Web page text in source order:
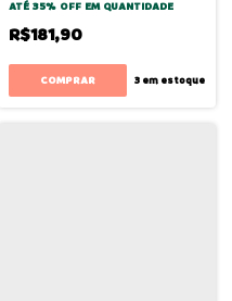
ATÉ 35% OFF EM QUANTIDADE
R$181,90
COMPRAR 3 em estoque